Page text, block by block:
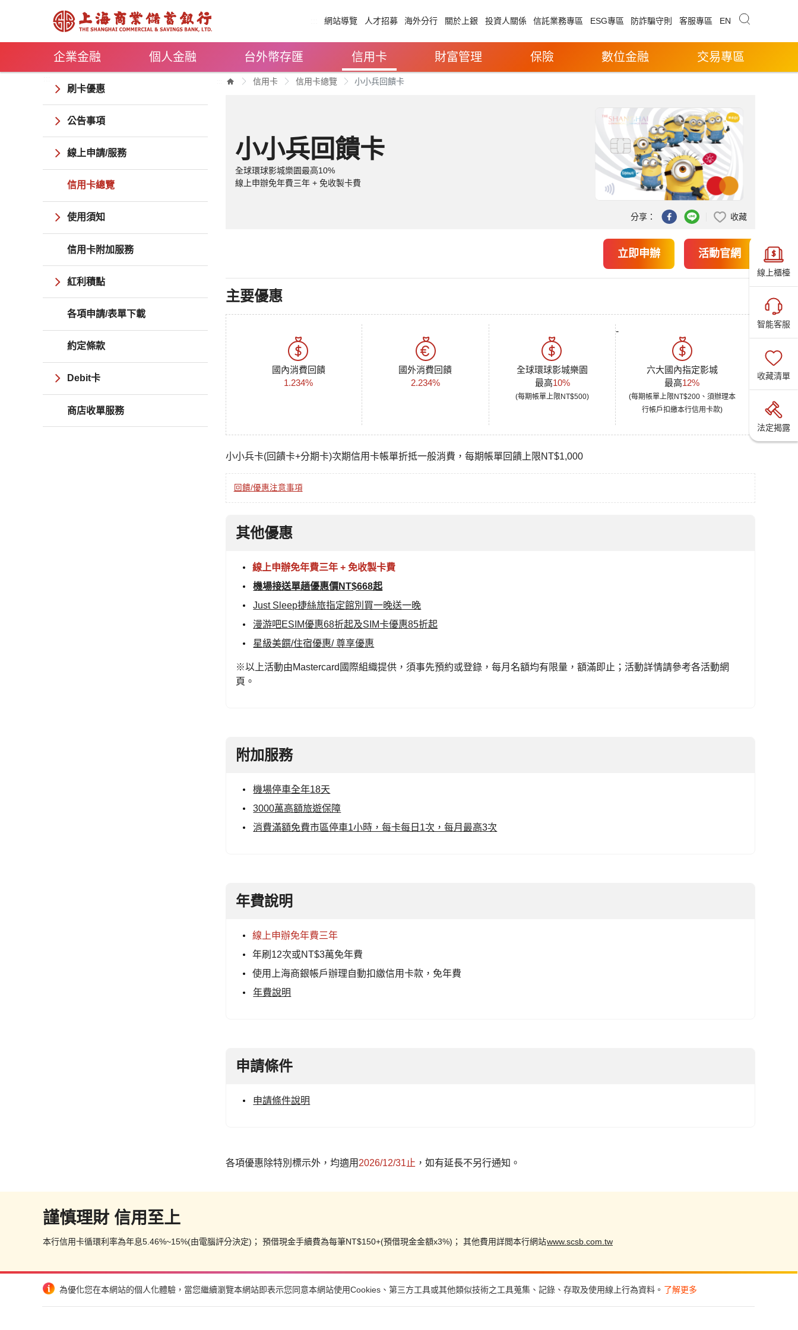
網站導覽 人才招募 海外分行 關於上銀 投資人關係 信託業務專區 ESG專區 防詐騙守則 客服專區 EN
企業金融 個人金融 台外幣存匯 信用卡 財富管理 保險 數位金融 交易專區
刷卡優惠
公告事項
線上申請/服務
信用卡總覽
使用須知
信用卡附加服務
紅利積點
各項申請/表單下載
約定條款
Debit卡
商店收單服務
信用卡 信用卡總覽 小小兵回饋卡
分享： 收藏
小小兵回饋卡
全球環球影城樂園最高10%
線上申辦免年費三年 + 免收製卡費
立即申辦 活動官網
主要優惠
國內消費回饋
1.234%
國外消費回饋
2.234%
全球環球影城樂園
最高10%
(每期帳單上限NT$500)
-
六大國內指定影城
最高12%
(每期帳單上限NT$200、須辦理本
行帳戶扣繳本行信用卡款)
小小兵卡(回饋卡+分期卡)次期信用卡帳單折抵一般消費，每期帳單回饋上限NT$1,000
回饋/優惠注意事項
其他優惠
線上申辦免年費三年 + 免收製卡費
機場接送單趟優惠價NT$668起
Just Sleep捷絲旅指定館別買一晚送一晚
漫游吧ESIM優惠68折起及SIM卡優惠85折起
星級美饌/住宿優惠/ 尊享優惠
※以上活動由Mastercard國際組織提供，須事先預約或登錄，每月名額均有限量，額滿即止；活動詳情請參考各活動網
頁。
附加服務
機場停車全年18天
3000萬高額旅遊保障
消費滿額免費市區停車1小時，每卡每日1次，每月最高3次
年費說明
線上申辦免年費三年
年刷12次或NT$3萬免年費
使用上海商銀帳戶辦理自動扣繳信用卡款，免年費
年費說明
申請條件
申請條件說明
各項優惠除特別標示外，均適用 2026/12/31止 ，如有延長不另行通知。
謹慎理財 信用至上
本行信用卡循環利率為年息5.46%~15%(由電腦評分決定)； 預借現金手續費為每筆NT$150+(預借現金金額x3%)； 其他費用詳閲本行網站www.scsb.com.tw
為優化您在本網站的個人化體驗，當您繼續瀏覽本網站即表示您同意本網站使用Cookies、第三方工具或其他類似技術之工具蒐集、記錄、存取及使用線上行為資料。 了解更多
線上櫃檯
智能客服
收藏清單
法定揭露